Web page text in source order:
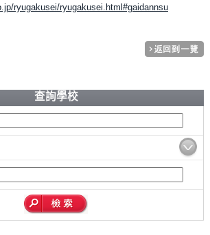
ryugakusei/ryugakusei.html#gaidannsu
查詢學校